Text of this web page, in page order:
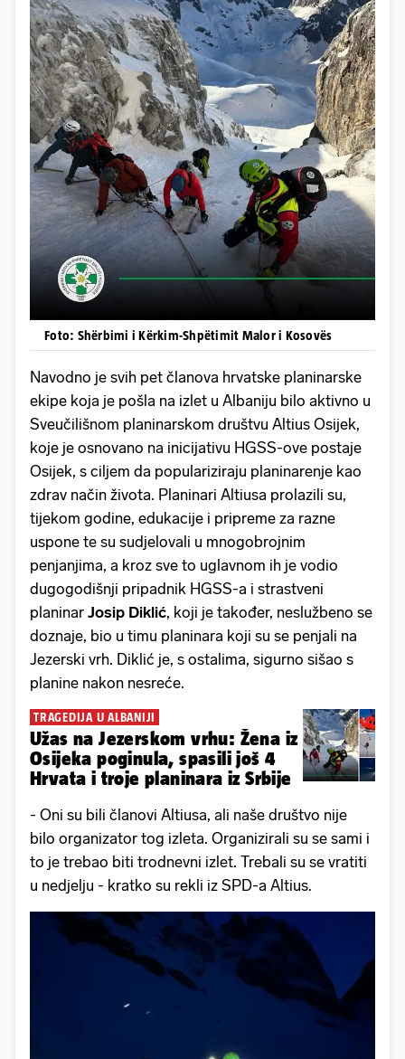
Foto: Shërbimi i Kërkim-Shpëtimit Malor i Kosovës
Navodno je svih pet članova hrvatske planinarske
ekipe koja je pošla na izlet u Albaniju bilo aktivno u
Sveučilišnom planinarskom društvu Altius Osijek,
koje je osnovano na inicijativu HGSS-ove postaje
Osijek, s ciljem da populariziraju planinarenje kao
zdrav način života. Planinari Altiusa prolazili su,
tijekom godine, edukacije i pripreme za razne
uspone te su sudjelovali u mnogobrojnim
penjanjima, a kroz sve to uglavnom ih je vodio
dugogodišnji pripadnik HGSS-a i strastveni
planinar Josip Diklić, koji je također, neslužbeno se
doznaje, bio u timu planinara koji su se penjali na
Jezerski vrh. Diklić je, s ostalima, sigurno sišao s
planine nakon nesreće.
TRAGEDIJA U ALBANIJI
Užas na Jezerskom vrhu: Žena iz
Osijeka poginula, spasili još 4
Hrvata i troje planinara iz Srbije
- Oni su bili članovi Altiusa, ali naše društvo nije
bilo organizator tog izleta. Organizirali su se sami i
to je trebao biti trodnevni izlet. Trebali su se vratiti
u nedjelju - kratko su rekli iz SPD-a Altius.